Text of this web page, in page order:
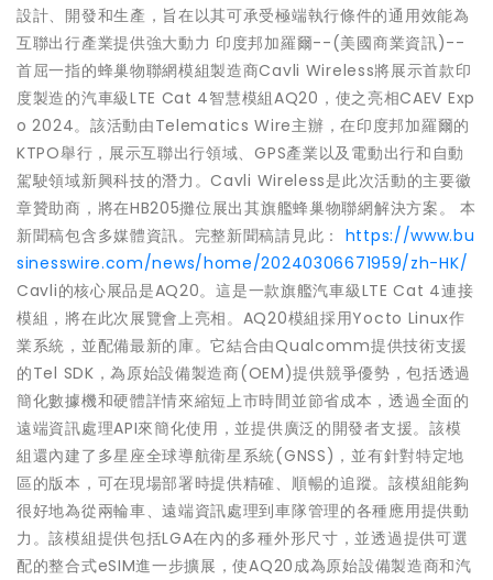
設計、開發和生產，旨在以其可承受極端執行條件的通用效能為
互聯出行產業提供強大動力 印度邦加羅爾--(美國商業資訊)--
首屈一指的蜂巢物聯網模組製造商Cavli Wireless將展示首款印
度製造的汽車級LTE Cat 4智慧模組AQ20，使之亮相CAEV Exp
o 2024。該活動由Telematics Wire主辦，在印度邦加羅爾的
KTPO舉行，展示互聯出行領域、GPS產業以及電動出行和自動
駕駛領域新興科技的潛力。Cavli Wireless是此次活動的主要徽
章贊助商，將在HB205攤位展出其旗艦蜂巢物聯網解決方案。 本
新聞稿包含多媒體資訊。完整新聞稿請見此： https://www.bu
sinesswire.com/news/home/20240306671959/zh-HK/
Cavli的核心展品是AQ20。這是一款旗艦汽車級LTE Cat 4連接
模組，將在此次展覽會上亮相。AQ20模組採用Yocto Linux作
業系統，並配備最新的庫。它結合由Qualcomm提供技術支援
的Tel SDK，為原始設備製造商(OEM)提供競爭優勢，包括透過
簡化數據機和硬體詳情來縮短上市時間並節省成本，透過全面的
遠端資訊處理API來簡化使用，並提供廣泛的開發者支援。該模
組還內建了多星座全球導航衛星系統(GNSS)，並有針對特定地
區的版本，可在現場部署時提供精確、順暢的追蹤。該模組能夠
很好地為從兩輪車、遠端資訊處理到車隊管理的各種應用提供動
力。該模組提供包括LGA在內的多種外形尺寸，並透過提供可選
配的整合式eSIM進一步擴展，使AQ20成為原始設備製造商和汽